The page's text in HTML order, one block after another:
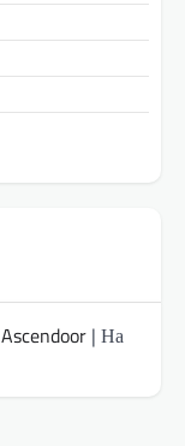
Ascendoor | На